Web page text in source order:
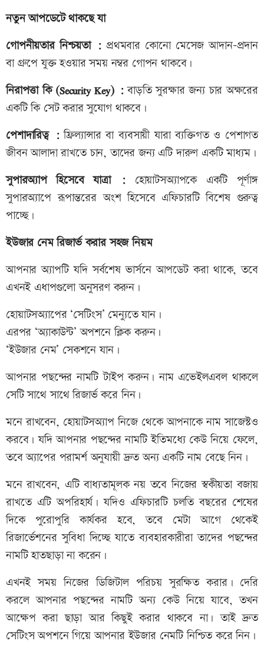
নতুন আপডেটে থাকছে যা
গোপনীয়তার নিশ্চয়তা :প্রথমবার কোনো মেসেজ আদান-প্রদান
বা গ্রুপে যুক্ত হওয়ার সময় নম্বর গোপন থাকবে।
নিরাপত্তা কি (Security Key) :বাড়তি সুরক্ষার জন্য চার অক্ষরের
একটি কি সেট করার সুযোগ থাকবে।
পেশাদারিত্ব :ফ্রিল্যান্সার বা ব্যবসায়ী যারা ব্যক্তিগত ও পেশাগত
জীবন আলাদা রাখতে চান, তাদের জন্য এটি দারুণ একটি মাধ্যম।
সুপারঅ্যাপ হিসেবে যাত্রা : হোয়াটসঅ্যাপকে একটি পূর্ণাঙ্গ
সুপারঅ্যাপে রূপান্তরের অংশ হিসেবে এফিচারটি বিশেষ গুরুত্ব
পাচ্ছে।
ইউজার নেম রিজার্ভ করার সহজ নিয়ম
আপনার অ্যাপটি যদি সর্বশেষ ভার্সনে আপডেট করা থাকে, তবে
এখনই এধাপগুলো অনুসরণ করুন।
হোয়াটসঅ্যাপের ‘সেটিংস’ মেন্যুতে যান।
এরপর ‘অ্যাকাউন্ট’ অপশনে ক্লিক করুন।
‘ইউজার নেম’ সেকশনে যান।
আপনার পছন্দের নামটি টাইপ করুন। নাম এভেইলএবল থাকলে
সেটি সাথে সাথে রিজার্ভ করে নিন।
মনে রাখবেন, হোয়াটসঅ্যাপ নিজে থেকে আপনাকে নাম সাজেস্টও
করবে। যদি আপনার পছন্দের নামটি ইতিমধ্যে কেউ নিয়ে ফেলে,
তবে অ্যাপের পরামর্শ অনুযায়ী দ্রুত অন্য একটি নাম বেছে নিন।
মনে রাখবেন, এটি বাধ্যতামূলক নয় তবে নিজের স্বকীয়তা বজায়
রাখতে এটি অপরিহার্য। যদিও এফিচারটি চলতি বছরের শেষের
দিকে পুরোপুরি কার্যকর হবে, তবে মেটা আগে থেকেই
রিজার্ভেশনের সুবিধা দিচ্ছে যাতে ব্যবহারকারীরা তাদের পছন্দের
নামটি হাতছাড়া না করেন।
এখনই সময় নিজের ডিজিটাল পরিচয় সুরক্ষিত করার। দেরি
করলে আপনার পছন্দের নামটি অন্য কেউ নিয়ে যাবে, তখন
আক্ষেপ করা ছাড়া আর কিছুই করার থাকবে না। তাই দ্রুত
সেটিংস অপশনে গিয়ে আপনার ইউজার নেমটি নিশ্চিত করে নিন।